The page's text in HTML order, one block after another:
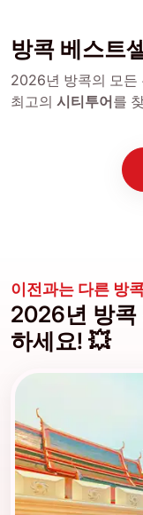
방콕 베스트
2026년 방콕의 모든
최고의 시티투어를
이전과는 다른 방
2026년 방콕
하세요! 💥